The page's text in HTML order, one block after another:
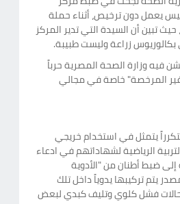
يعمل دون ترخيص، أثناء حملة
تبين أن السيدة التي تدير المركز
زراعة وليست طبيبة.
فيه وزارة الصحة المصرية حرباً
المرخصة" خاصة في مجالي
يتمثل في استخدام خريجي
الرياضية لشهاداتهم في ادعاء
إلى ضبط أطنان من "الأدوية
يتم تركيبها يدوياً داخل تلك
فشل كلوي وتليف كبدي لبعض